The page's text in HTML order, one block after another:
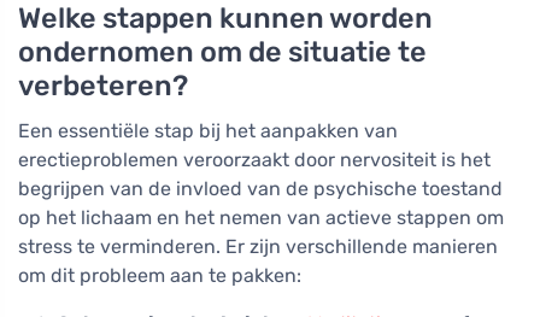
Welke stappen kunnen worden
ondernomen om de situatie te
verbeteren?
Een essentiële stap bij het aanpakken van
erectieproblemen veroorzaakt door nervositeit is het
begrijpen van de invloed van de psychische toestand
op het lichaam en het nemen van actieve stappen om
stress te verminderen. Er zijn verschillende manieren
om dit probleem aan te pakken: